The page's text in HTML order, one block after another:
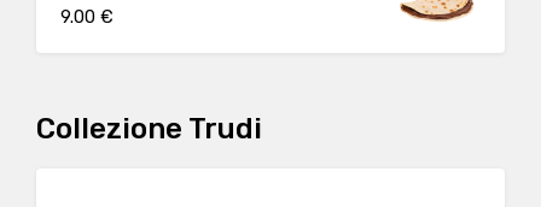
9.00 €
Collezione Trudi